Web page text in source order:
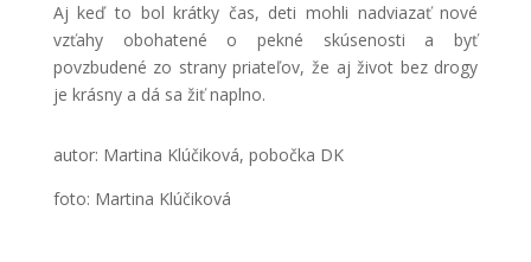
Aj keď to bol krátky čas, deti mohli nadviazať nové
vzťahy obohatené o pekné skúsenosti a byť
povzbudené zo strany priateľov, že aj život bez drogy
je krásny a dá sa žiť naplno.
autor: Martina Klúčiková, pobočka DK
foto: Martina Klúčiková